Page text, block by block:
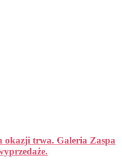
okazji trwa. Galeria Zaspa